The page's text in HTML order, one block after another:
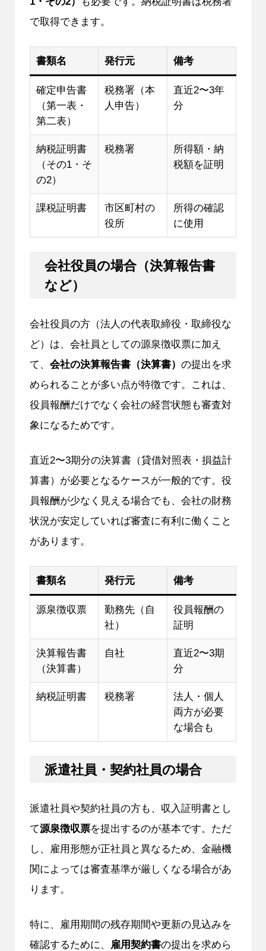
で取得できます。
書類名 発行元 備考
確定申告書
（第一表・
第二表）
税務署（本
人申告）
直近2〜3年
分
納税証明書
（その1・そ
の2）
税務署
所得額・納
税額を証明
課税証明書
市区町村の
役所
所得の確認
に使用
会社役員の場合（決算報告書
など）
会社役員の方（法人の代表取締役・取締役な
ど）は、会社員としての源泉徴収票に加え
て、 会社の決算報告書（決算書） の提出を求
められることが多い点が特徴です。これは、
役員報酬だけでなく会社の経営状態も審査対
象になるためです。
直近2〜3期分の決算書（貸借対照表・損益計
算書）が必要となるケースが一般的です。役
員報酬が少なく見える場合でも、会社の財務
状況が安定していれば審査に有利に働くこと
があります。
書類名 発行元 備考
源泉徴収票
勤務先（自
社）
役員報酬の
証明
決算報告書
（決算書）
自社
直近2〜3期
分
納税証明書 税務署
法人・個人
両方が必要
な場合も
派遣社員・契約社員の場合
派遣社員や契約社員の方も、収入証明書とし
て源泉徴収票を提出するのが基本です。ただ
し、雇用形態が正社員と異なるため、金融機
関によっては審査基準が厳しくなる場合があ
ります。
特に、雇用期間の残存期間や更新の見込みを
確認するために、
雇用契約書の提出を求めら